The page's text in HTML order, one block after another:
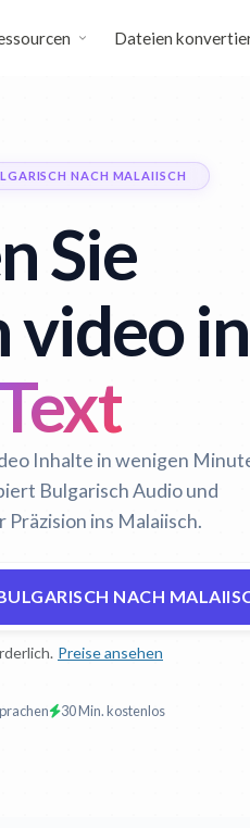
Dateien
NACH MALAIISCH
Sie
video in
Inhalte in wenigen
Bulgarisch Audio und
ins Malaiisch.
NACH
Preise ansehen
30 Min. kostenlos